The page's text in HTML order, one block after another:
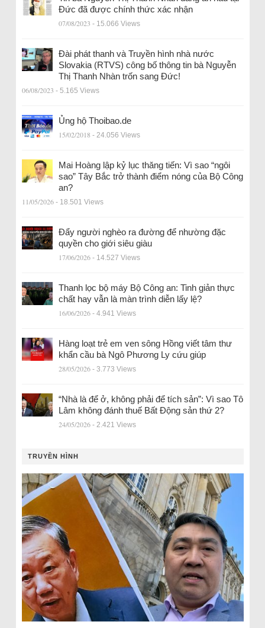
Đức đã được chính thức xác nhận
07/08/2023 - 15.066 Views
Đài phát thanh và Truyền hình nhà nước
Slovakia (RTVS) công bố thông tin bà Nguyễn
Thị Thanh Nhàn trốn sang Đức!
06/08/2023 - 5.165 Views
Ủng hộ Thoibao.de
15/02/2018 - 24.056 Views
Mai Hoàng lập kỷ lục thăng tiến: Vì sao “ngôi
sao” Tây Bắc trở thành điểm nóng của Bộ Công
an?
11/05/2026 - 18.501 Views
Đẩy người nghèo ra đường để nhường đặc
quyền cho giới siêu giàu
17/06/2026 - 14.527 Views
Thanh lọc bộ máy Bộ Công an: Tinh giản thực
chất hay vẫn là màn trình diễn lấy lệ?
16/06/2026 - 4.941 Views
Hàng loạt trẻ em ven sông Hồng viết tâm thư
khẩn cầu bà Ngô Phương Ly cứu giúp
28/05/2026 - 3.773 Views
“Nhà là để ở, không phải để tích sản”: Vì sao Tô
Lâm không đánh thuế Bất Động sản thứ 2?
24/05/2026 - 2.421 Views
TRUYỀN HÌNH